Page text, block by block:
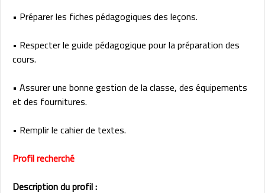
• Préparer les fiches pédagogiques des leçons.
• Respecter le guide pédagogique pour la préparation des
cours.
• Assurer une bonne gestion de la classe, des équipements
et des fournitures.
• Remplir le cahier de textes.
Profil recherché
Description du profil :